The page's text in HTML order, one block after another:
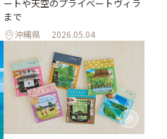
ートや天空のプライベートヴィラ
まで
沖縄県 2026.05.04